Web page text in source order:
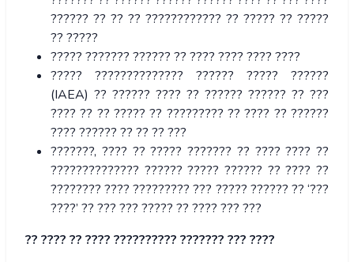
?????? ?? ?? ?? ???????????? ?? ????? ?? ?????
?? ?????
????? ??????? ?????? ?? ???? ???? ???? ????
????? ?????????????? ?????? ????? ??????
(IAEA) ?? ?????? ???? ?? ?????? ?????? ?? ???
???? ?? ?? ????? ?? ????????? ?? ???? ?? ??????
???? ?????? ?? ?? ?? ???
???????, ???? ?? ????? ??????? ?? ???? ???? ??
?????????????? ?????? ????? ?????? ?? ???? ??
???????? ???? ????????? ??? ????? ?????? ?? ‘???
????’ ?? ??? ??? ????? ?? ???? ??? ???
?? ???? ?? ???? ?????????? ??????? ??? ????